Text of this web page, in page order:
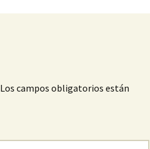
Los campos obligatorios están